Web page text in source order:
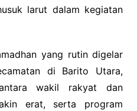
larut dalam kegiatan
yang rutin digelar
di Barito Utara,
wakil rakyat dan
erat, serta program